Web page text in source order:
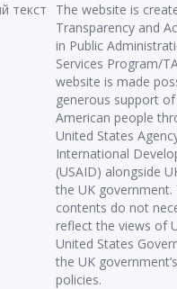
The website is
Transparency and
in Public
Services Program/
website is made
generous support
American people
United States
International
(USAID) alongside
the UK government.
contents do not
reflect the views of
United States
the UK
policies.